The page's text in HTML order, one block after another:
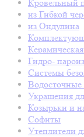
Кровельный
из Гибкой
из Ондулина
Гидро-
Системы
Водосточные
Украшения
Козырьки и
Софиты
Утеплители